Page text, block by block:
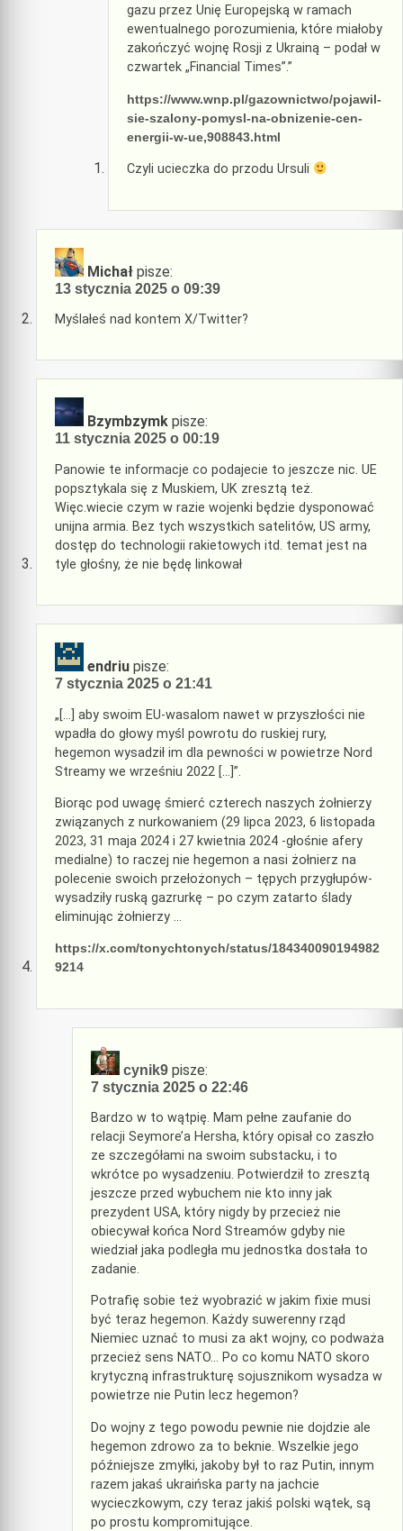
gazu przez Unię Europejską w ramach
ewentualnego porozumienia, które miałoby
zakończyć wojnę Rosji z Ukrainą – podał w
czwartek „Financial Times”.”
https://www.wnp.pl/gazownictwo/pojawil-
sie-szalony-pomysl-na-obnizenie-cen-
energii-w-ue,908843.html
Czyli ucieczka do przodu Ursuli
Michał pisze:
13 stycznia 2025 o 09:39
Myślałeś nad kontem X/Twitter?
Bzymbzymk pisze:
11 stycznia 2025 o 00:19
Panowie te informacje co podajecie to jeszcze nic. UE
popsztykala się z Muskiem, UK zresztą też.
Więc.wiecie czym w razie wojenki będzie dysponować
unijna armia. Bez tych wszystkich satelitów, US army,
dostęp do technologii rakietowych itd. temat jest na
tyle głośny, że nie będę linkował
endriu pisze:
7 stycznia 2025 o 21:41
„[…] aby swoim EU-wasalom nawet w przyszłości nie
wpadła do głowy myśl powrotu do ruskiej rury,
hegemon wysadził im dla pewności w powietrze Nord
Streamy we wrześniu 2022 […]”.
Biorąc pod uwagę śmierć czterech naszych żołnierzy
związanych z nurkowaniem (29 lipca 2023, 6 listopada
2023, 31 maja 2024 i 27 kwietnia 2024 -głośnie afery
medialne) to raczej nie hegemon a nasi żołnierz na
polecenie swoich przełożonych – tępych przygłupów-
wysadziły ruską gazrurkę – po czym zatarto ślady
eliminując żołnierzy …
https://x.com/tonychtonych/status/184340090194982
9214
cynik9 pisze:
7 stycznia 2025 o 22:46
Bardzo w to wątpię. Mam pełne zaufanie do
relacji Seymore’a Hersha, który opisał co zaszło
ze szczegółami na swoim substacku, i to
wkrótce po wysadzeniu. Potwierdził to zresztą
jeszcze przed wybuchem nie kto inny jak
prezydent USA, który nigdy by przecież nie
obiecywał końca Nord Streamów gdyby nie
wiedział jaka podległa mu jednostka dostała to
zadanie.
Potrafię sobie też wyobrazić w jakim fixie musi
być teraz hegemon. Każdy suwerenny rząd
Niemiec uznać to musi za akt wojny, co podważa
przecież sens NATO… Po co komu NATO skoro
krytyczną infrastrukturę sojusznikom wysadza w
powietrze nie Putin lecz hegemon?
Do wojny z tego powodu pewnie nie dojdzie ale
hegemon zdrowo za to beknie. Wszelkie jego
późniejsze zmyłki, jakoby był to raz Putin, innym
razem jakaś ukraińska party na jachcie
wycieczkowym, czy teraz jakiś polski wątek, są
po prostu kompromitujące.